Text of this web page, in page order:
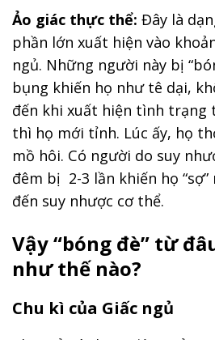
Ảo giác thực thể: Đây là
phần lớn xuất hiện vào
ngủ. Những người này bị
bụng khiến họ như tê dại,
đến khi xuất hiện tình trạng
thì họ mới tỉnh. Lúc ấy, họ
mồ hôi. Có người do suy
đêm bị 2-3 lần khiến họ “sợ”
đến suy nhược cơ thể.
Vậy “bóng đè” từ
như thế nào?
Chu kì của Giấc ngủ